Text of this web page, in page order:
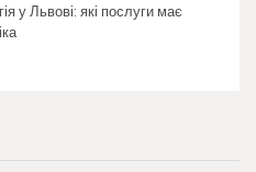
у Львові: які послуги має